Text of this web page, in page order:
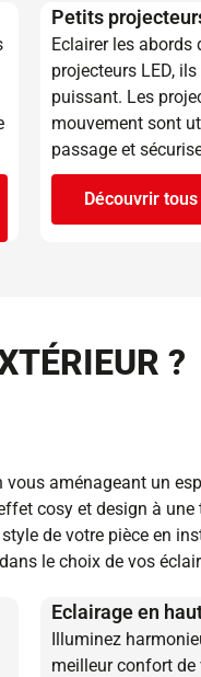
Petits
Eclairer les abords
projecteurs LED,
puissant. Les
mouvement sont
passage et
Découvrir
?
aménageant un
cosy et design à
de votre pièce en
le choix de vos
Eclairage en
Illuminez
meilleur confort de